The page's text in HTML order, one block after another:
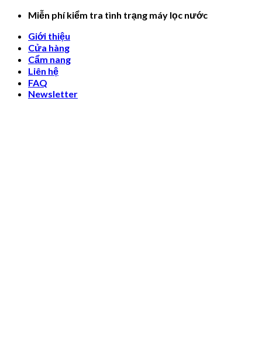
Skip
content
Miễn phí kiểm tra tình trạng máy lọc nước
Giới thiệu
Cửa hàng
Cẩm nang
Liên hệ
FAQ
Newsletter